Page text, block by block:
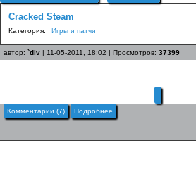
Cracked Steam
Категория: Игры и патчи
автор: `div | 11-05-2011, 18:02 | Просмотров: 37399
Комментарии (7) Подробнее